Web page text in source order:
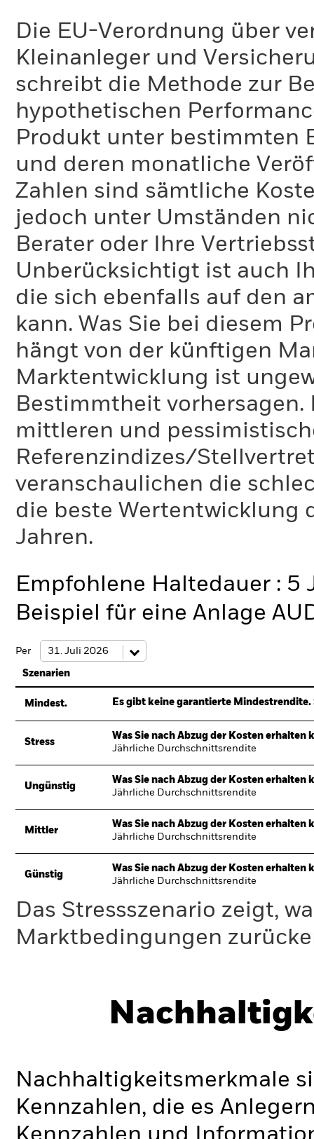
Die EU-Verordnung über
Kleinanleger und
schreibt die Methode zur
hypothetischen
Produkt unter bestimmten
und deren monatliche
Zahlen sind sämtliche
jedoch unter Umständen
Berater oder Ihre
Unberücksichtigt ist auch
die sich ebenfalls auf den
kann. Was Sie bei diesem
hängt von der künftigen
Marktentwicklung ist
Bestimmtheit
mittleren und
Referenzindizes/
veranschaulichen die
die beste Wertentwicklung
Jahren.
Empfohlene Haltedauer : 5
Beispiel für eine Anlage
Per
Szenarien
Mindest. Es gibt keine garantierte
Stress
Was Sie nach Abzug der Kosten erhalten
Jährliche Durchschnittsrendite
Ungünstig
Was Sie nach Abzug der Kosten erhalten
Jährliche Durchschnittsrendite
Mittler
Was Sie nach Abzug der Kosten erhalten
Jährliche Durchschnittsrendite
Günstig
Was Sie nach Abzug der Kosten erhalten
Jährliche Durchschnittsrendite
Das Stressszenario zeigt,
Marktbedingungen
Nachhaltigkeitsmerkmale
Kennzahlen, die es